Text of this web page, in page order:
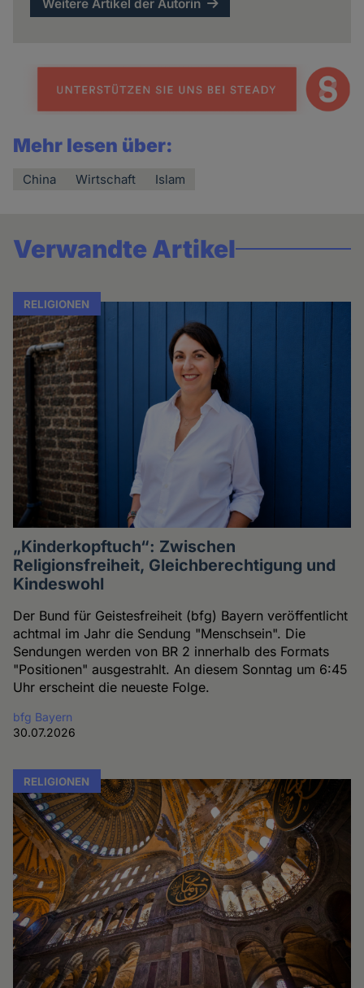
Weitere Artikel der Autorin
Mehr lesen über:
China Wirtschaft Islam
Verwandte Artikel
RELIGIONEN
„Kinderkopftuch“: Zwischen
Religionsfreiheit, Gleichberechtigung und
Kindeswohl
Der Bund für Geistesfreiheit (bfg) Bayern veröffentlicht
achtmal im Jahr die Sendung "Menschsein". Die
Sendungen werden von BR 2 innerhalb des Formats
"Positionen" ausgestrahlt. An diesem Sonntag um 6:45
Uhr erscheint die neueste Folge.
bfg Bayern
30.07.2026
RELIGIONEN